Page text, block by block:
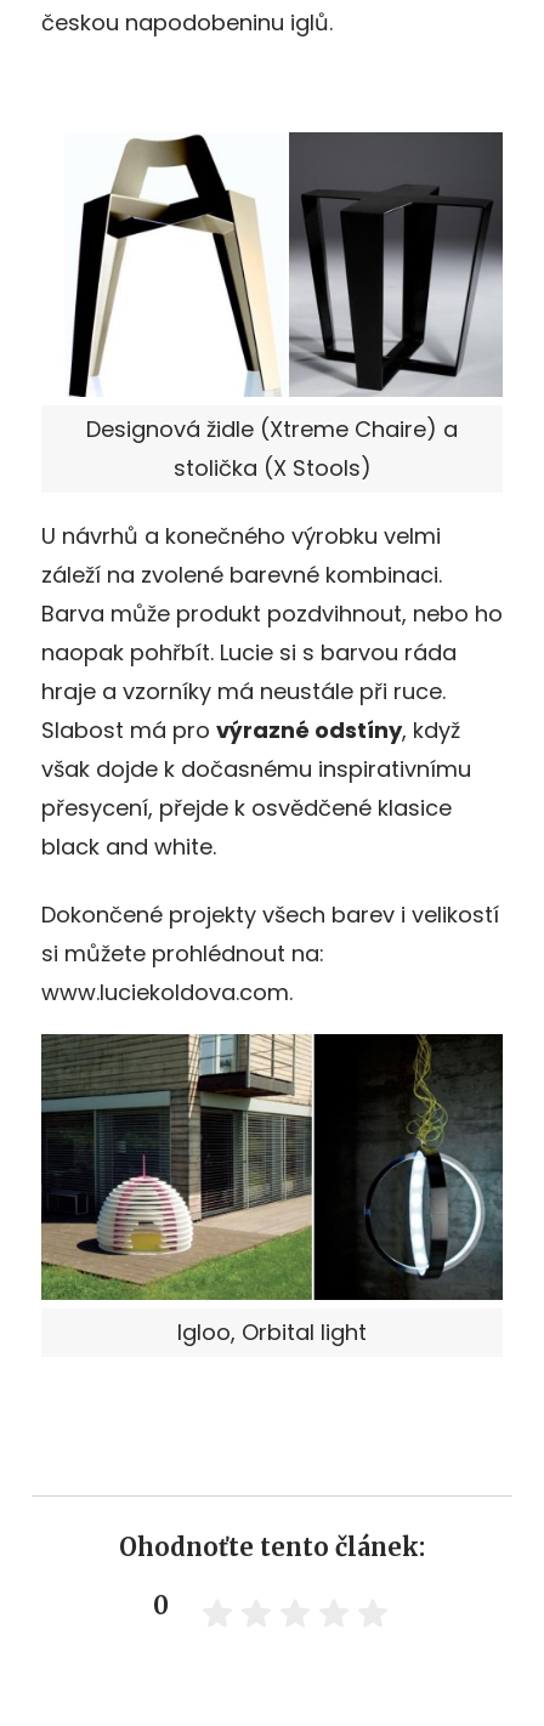
českou napodobeninu iglů.
Designová židle (Xtreme Chaire) a
stolička (X Stools)
U návrhů a konečného výrobku velmi
záleží na zvolené barevné kombinaci.
Barva může produkt pozdvihnout, nebo ho
naopak pohřbít. Lucie si s barvou ráda
hraje a vzorníky má neustále při ruce.
Slabost má pro výrazné odstíny, když
však dojde k dočasnému inspirativnímu
přesycení, přejde k osvědčené klasice
black and white.
Dokončené projekty všech barev i velikostí
si můžete prohlédnout na:
www.luciekoldova.com.
Igloo, Orbital light
Ohodnoťte tento článek:
0